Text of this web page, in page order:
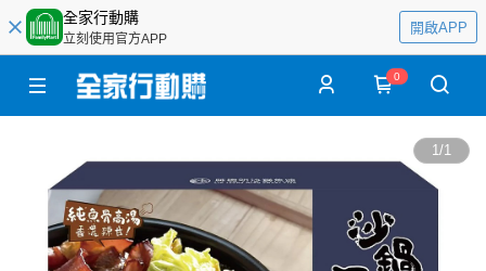
全家行動購
立刻使用官方APP
開啟APP
0
1/1